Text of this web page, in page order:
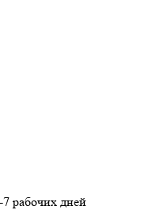
рабочих дней